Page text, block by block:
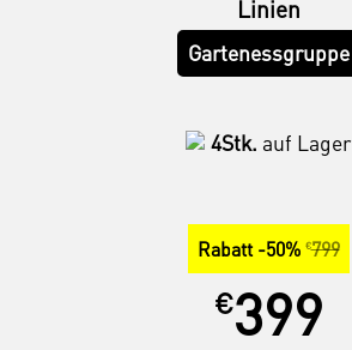
Linien
Gartenessgruppe
4Stk. auf Lager
Rabatt -50% €799
€399